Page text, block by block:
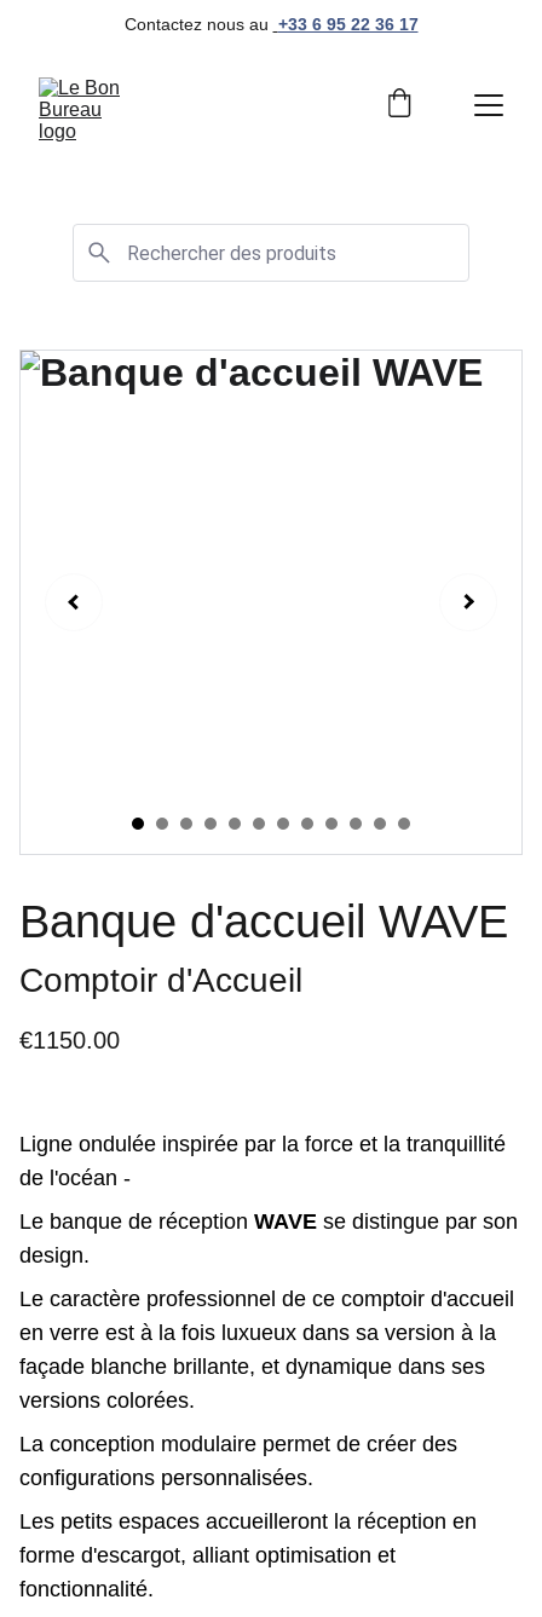
Contactez nous au +33 6 95 22 36 17
Banque d'accueil WAVE
Comptoir d'Accueil
€1150.00
Ligne ondulée inspirée par la force et la tranquillité
de l'océan -
Le banque de réception WAVE se distingue par son
design.
Le caractère professionnel de ce comptoir d'accueil
en verre est à la fois luxueux dans sa version à la
façade blanche brillante, et dynamique dans ses
versions colorées.
La conception modulaire permet de créer des
configurations personnalisées.
Les petits espaces accueilleront la réception en
forme d'escargot, alliant optimisation et
fonctionnalité.